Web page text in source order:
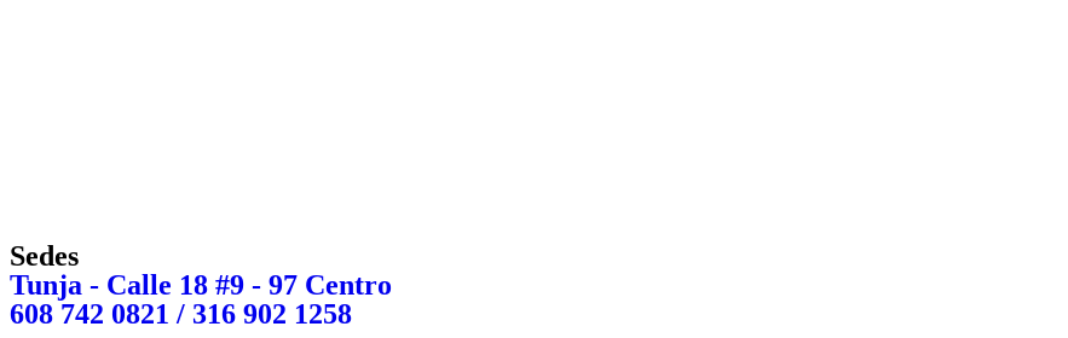
Sedes
Tunja - Calle 18 #9 - 97 Centro
608 742 0821 / 316 902 1258